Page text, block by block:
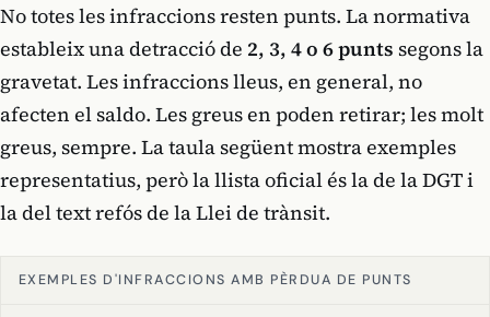
No totes les infraccions resten punts. La normativa
estableix una detracció de 2, 3, 4 o 6 punts segons la
gravetat. Les infraccions lleus, en general, no
afecten el saldo. Les greus en poden retirar; les molt
greus, sempre. La taula següent mostra exemples
representatius, però la llista oficial és la de la DGT i
la del text refós de la Llei de trànsit.
EXEMPLES D'INFRACCIONS AMB PÈRDUA DE PUNTS